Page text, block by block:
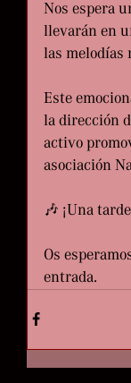
Nos espera
llevarán en
las
Este
la dirección
activo
asociación
🎶 ¡Una
Os
entrada.